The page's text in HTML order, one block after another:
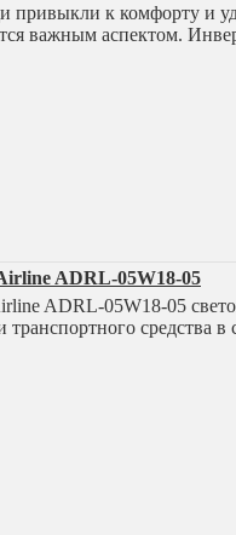
к комфорту и
важным аспектом.
ADRL-05W18-05
ADRL-05W18-05
средства в